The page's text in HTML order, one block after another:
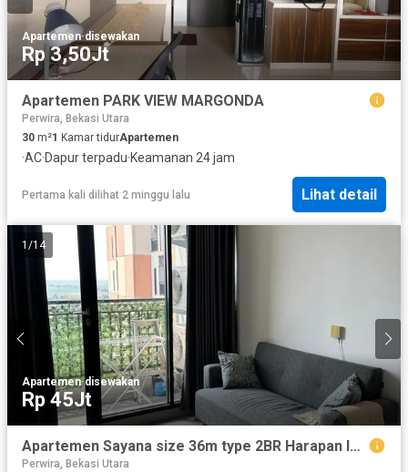
Apartemen·disewakan
Rp 3,50Jt
Apartemen PARK VIEW MARGONDA
Perwira, Bekasi Utara
30 m²1 Kamar tidurApartemen
·AC·Dapur terpadu·Keamanan 24 jam
Pertama kali dilihat 2 minggu lalu Lihat detail
1 /14
Apartemen·disewakan
Rp 45Jt
Apartemen Sayana size 36m type 2BR Harapan Indah Bekasi
Perwira, Bekasi Utara